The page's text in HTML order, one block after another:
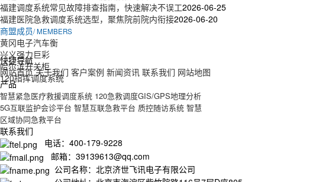
福建调度系统常见故障排查指南，快速解决不误工2026-06-25
福建医院急救调度系统选型，聚焦院前院内衔接2026-06-20
商盟成员/ MEMBERS
黄冈电子汽车衡
兴义强力巨彩
哈尔滨开关柜
120指挥调度系统
快捷导航
网站首页 关于我们 客户案例 新闻资讯 联系我们 网站地图
产品
智慧紧急医疗救援调度系统 120急救调度GIS/GPS地理分析
5G互联监护会诊平台 智慧互联急救平台 质控随访系统 智慧
区域协同急救平台
联系我们
电话：400-179-9228
邮箱：39139613@qq.com
公司名称：北京济世飞讯电子有限公司